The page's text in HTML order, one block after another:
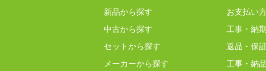
新品から探す
中古から探す
セットから探す
メーカーから探す
お支払い
工事・納
返品・保
工事・納